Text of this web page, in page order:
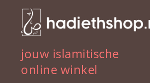
jouw islamitische
online winkel